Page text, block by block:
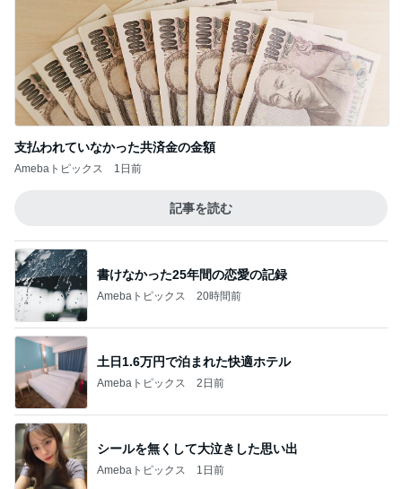
支払われていなかった共済金の金額
Amebaトピックス 1日前
記事を読む
書けなかった25年間の恋愛の記録
Amebaトピックス 20時間前
土日1.6万円で泊まれた快適ホテル
Amebaトピックス 2日前
シールを無くして大泣きした思い出
Amebaトピックス 1日前